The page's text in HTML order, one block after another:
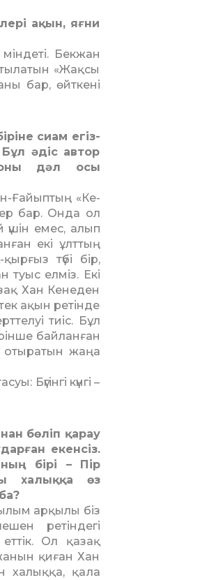
ақын, яғни
Бекжан
«Жақсы
бар, өйткені
сиам егіз­
әдіс автор
оны дәл осы
Ғайыптың «Ке­
бар. Онда ол
үшін емес, алып
екі ұлттың
түбі бір,
елміз. Екі
Хан Кенеден
ақын ре­тін­де
тиіс. Бұл
байланған
отыратын жаңа
Бүгінгі күн­гі –
бөліп қарау
екенсіз.
бірі – Пір
халыққа өз
арқылы біз
ретіндегі
Ол қазақ
қиған Хан
халыққа, қа­ла